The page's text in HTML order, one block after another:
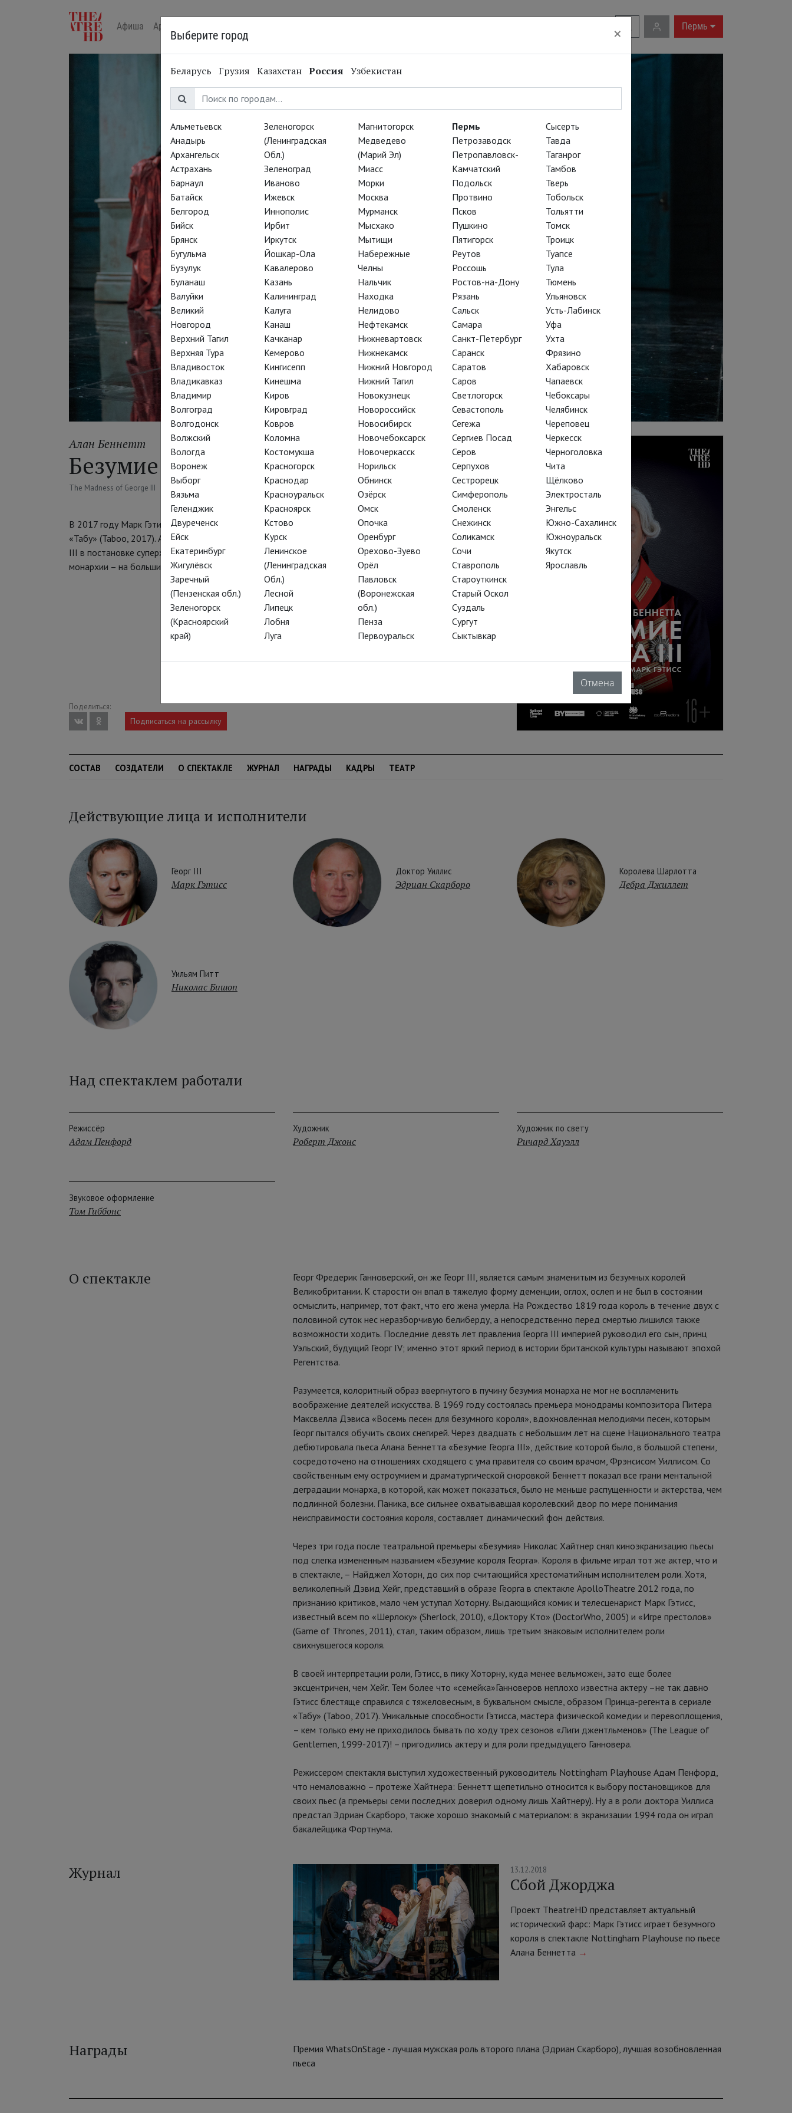
Пермь
Афиша Арт-лекторий в кино
Алан Беннетт
Безумие Георга III
The Madness of George III
В 2017 году Марк Гэтисс сыграл обрюзгшего короля-обжору Георга IV в телесериале
«Табу» (Taboo, 2017). А теперь блистает на сцене в образе его свихнувшегося отца Георга
III в постановке суперхита Алана Беннетта. Вся эксцентрика и гротеск британской
монархии – на больших экранах проекта TheatreHD!
Поделиться:
Подписаться на рассылку
СОСТАВ СОЗДАТЕЛИ О СПЕКТАКЛЕ ЖУРНАЛ НАГРАДЫ КАДРЫ ТЕАТР
Действующие лица и исполнители
Георг III
Марк Гэтисс
Доктор Уиллис
Эдриан Скарборо
Королева Шарлотта
Дебра Джиллет
Уильям Питт
Николас Бишоп
Над спектаклем работали
Режиссёр
Адам Пенфорд
Художник
Роберт Джонс
Художник по свету
Ричард Хауэлл
Звуковое оформление
Том Гиббонс
О спектакле
Георг Фредерик Ганноверский, он же Георг III, является самым знаменитым из безумных королей
Великобритании. К старости он впал в тяжелую форму деменции, оглох, ослеп и не был в состоянии
осмыслить, например, тот факт, что его жена умерла. На Рождество 1819 года король в течение двух с
половиной суток нес неразборчивую белиберду, а непосредственно перед смертью лишился также
возможности ходить. Последние девять лет правления Георга III империей руководил его сын, принц
Уэльский, будущий Георг IV; именно этот яркий период в истории британской культуры называют эпохой
Регентства.
Разумеется, колоритный образ ввергнутого в пучину безумия монарха не мог не воспламенить
воображение деятелей искусства. В 1969 году состоялась премьера монодрамы композитора Питера
Максвелла Дэвиса «Восемь песен для безумного короля», вдохновленная мелодиями песен, которым
Георг пытался обучить своих снегирей. Через двадцать с небольшим лет на сцене Национального театра
дебютировала пьеса Алана Беннетта «Безумие Георга III», действие которой было, в большой степени,
сосредоточено на отношениях сходящего с ума правителя со своим врачом, Фрэнсисом Уиллисом. Со
свойственным ему остроумием и драматургической сноровкой Беннетт показал все грани ментальной
деградации монарха, в которой, как может показаться, было не меньше распущенности и актерства, чем
подлинной болезни. Паника, все сильнее охватывавшая королевский двор по мере понимания
неисправимости состояния короля, составляет динамический фон действия.
Через три года после театральной премьеры «Безумия» Николас Хайтнер снял киноэкранизацию пьесы
под слегка измененным названием «Безумие короля Георга». Короля в фильме играл тот же актер, что и
в спектакле, – Найджел Хоторн, до сих пор считающийся хрестоматийным исполнителем роли. Хотя,
великолепный Дэвид Хейг, представший в образе Георга в спектакле ApolloTheatre 2012 года, по
признанию критиков, мало чем уступал Хоторну. Выдающийся комик и телесценарист Марк Гэтисс,
известный всем по «Шерлоку» (Sherlock, 2010), «Доктору Кто» (DoctorWho, 2005) и «Игре престолов»
(Game of Thrones, 2011), стал, таким образом, лишь третьим знаковым исполнителем роли
свихнувшегося короля.
В своей интерпретации роли, Гэтисс, в пику Хоторну, куда менее вельможен, зато еще более
эксцентричен, чем Хейг. Тем более что «семейка»Ганноверов неплохо известна актеру –не так давно
Гэтисс блестяще справился с тяжеловесным, в буквальном смысле, образом Принца-регента в сериале
«Табу» (Taboo, 2017). Уникальные способности Гэтисса, мастера физической комедии и перевоплощения,
– кем только ему не приходилось бывать по ходу трех сезонов «Лиги джентльменов» (The League of
Gentlemen, 1999-2017)! – пригодились актеру и для роли предыдущего Ганновера.
Режиссером спектакля выступил художественный руководитель Nottingham Playhouse Адам Пенфорд,
что немаловажно – протеже Хайтнера: Беннетт щепетильно относится к выбору постановщиков для
своих пьес (а премьеры семи последних доверил одному лишь Хайтнеру). Ну а в роли доктора Уиллиса
предстал Эдриан Скарборо, также хорошо знакомый с материалом: в экранизации 1994 года он играл
бакалейщика Фортнума.
Журнал 13.12.2018
Сбой Джорджа
Проект TheatreHD представляет актуальный
исторический фарс: Марк Гэтисс играет безумного
короля в спектакле Nottingham Playhouse по пьесе
Алана Беннетта →
Награды
Премия WhatsOnStage - лучшая мужская роль второго плана (Эдриан Скарборо), лучшая возобновленная
пьеса
Выберите город ×
Беларусь Грузия Казахстан Россия Узбекистан
Альметьевск
Анадырь
Архангельск
Астрахань
Барнаул
Батайск
Белгород
Бийск
Брянск
Бугульма
Бузулук
Буланаш
Валуйки
Великий
Новгород
Верхний Тагил
Верхняя Тура
Владивосток
Владикавказ
Владимир
Волгоград
Волгодонск
Волжский
Вологда
Воронеж
Выборг
Вязьма
Геленджик
Двуреченск
Ейск
Екатеринбург
Жигулёвск
Заречный
(Пензенская обл.)
Зеленогорск
(Красноярский
край)
Зеленогорск
(Ленинградская
Обл.)
Зеленоград
Иваново
Ижевск
Иннополис
Ирбит
Иркутск
Йошкар-Ола
Кавалерово
Казань
Калининград
Калуга
Канаш
Качканар
Кемерово
Кингисепп
Кинешма
Киров
Кировград
Ковров
Коломна
Костомукша
Красногорск
Краснодар
Красноуральск
Красноярск
Кстово
Курск
Ленинское
(Ленинградская
Обл.)
Лесной
Липецк
Лобня
Луга
Магнитогорск
Медведево
(Марий Эл)
Миасс
Морки
Москва
Мурманск
Мысхако
Мытищи
Набережные
Челны
Нальчик
Находка
Нелидово
Нефтекамск
Нижневартовск
Нижнекамск
Нижний Новгород
Нижний Тагил
Новокузнецк
Новороссийск
Новосибирск
Новочебоксарск
Новочеркасск
Норильск
Обнинск
Озёрск
Омск
Опочка
Оренбург
Орехово-Зуево
Орёл
Павловск
(Воронежская
обл.)
Пенза
Первоуральск
Пермь
Петрозаводск
Петропавловск-
Камчатский
Подольск
Протвино
Псков
Пушкино
Пятигорск
Реутов
Россошь
Ростов-на-Дону
Рязань
Сальск
Самара
Санкт-Петербург
Саранск
Саратов
Саров
Светлогорск
Севастополь
Сегежа
Сергиев Посад
Серов
Серпухов
Сестрорецк
Симферополь
Смоленск
Снежинск
Соликамск
Сочи
Ставрополь
Староуткинск
Старый Оскол
Суздаль
Сургут
Сыктывкар
Сысерть
Тавда
Таганрог
Тамбов
Тверь
Тобольск
Тольятти
Томск
Троицк
Туапсе
Тула
Тюмень
Ульяновск
Усть-Лабинск
Уфа
Ухта
Фрязино
Хабаровск
Чапаевск
Чебоксары
Челябинск
Череповец
Черкесск
Черноголовка
Чита
Щёлково
Электросталь
Энгельс
Южно-Сахалинск
Южноуральск
Якутск
Ярославль
Отмена